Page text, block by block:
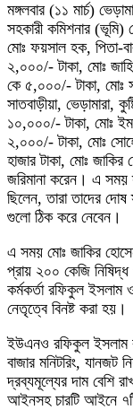
মঙ্গলবার (১১ মার্চ)
সহকারী কমিশনার (ভূমি)
মোঃ ফয়সাল হক, পিতা-
২,০০০/- টাকা, মোঃ
কে ৫,০০০/- টাকা, মোঃ
সাতবাড়ীয়া, ভেড়ামারা,
১০,০০০/- টাকা, মোঃ
২,০০০/- টাকা, মোঃ
হাজার টাকা, মোঃ
জরিমানা করেন। এ সময়
ছিলেন, তারা তাদের দোষ
গুলো ঠিক করে নেবেন।
এ সময় মোঃ জাকির
প্রায় ২০০ কেজি নিষিদ্ধ
কর্মকর্তা রফিকুল ইসলাম
নেতৃত্বে বিনষ্ট করা হয়।
ইউএনও রফিকুল ইসলাম
বাজার মনিটরিং, যানজট
দ্রব্যমূল্যের দাম বেশি
আইনসহ চারটি আইনে ৭টি